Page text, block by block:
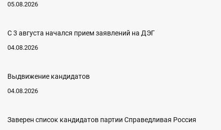
05.08.2026
С 3 августа начался прием заявлений на ДЭГ
04.08.2026
Выдвижение кандидатов
04.08.2026
Заверен список кандидатов партии Справедливая Россия